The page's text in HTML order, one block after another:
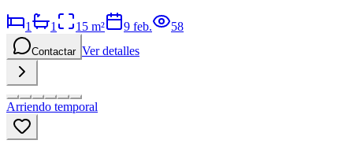
1 1 15 m² 9 feb. 58
Contactar Ver detalles
Arriendo temporal